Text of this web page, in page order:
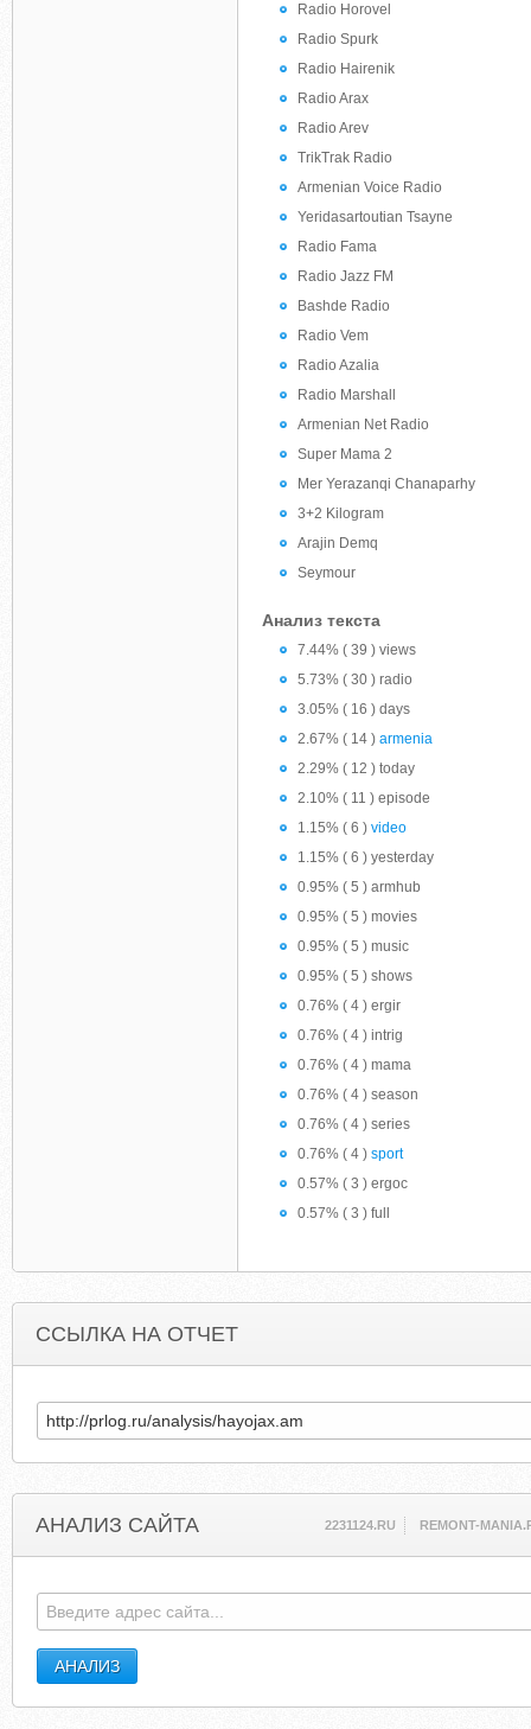
Radio Horovel
Radio Spurk
Radio Hairenik
Radio Arax
Radio Arev
TrikTrak Radio
Armenian Voice Radio
Yeridasartoutian Tsayne
Radio Fama
Radio Jazz FM
Bashde Radio
Radio Vem
Radio Azalia
Radio Marshall
Armenian Net Radio
Super Mama 2
Mer Yerazanqi Chanaparhy
3+2 Kilogram
Arajin Demq
Seymour
Анализ текста
7.44% ( 39 ) views
5.73% ( 30 ) radio
3.05% ( 16 ) days
2.67% ( 14 ) armenia
2.29% ( 12 ) today
2.10% ( 11 ) episode
1.15% ( 6 ) video
1.15% ( 6 ) yesterday
0.95% ( 5 ) armhub
0.95% ( 5 ) movies
0.95% ( 5 ) music
0.95% ( 5 ) shows
0.76% ( 4 ) ergir
0.76% ( 4 ) intrig
0.76% ( 4 ) mama
0.76% ( 4 ) season
0.76% ( 4 ) series
0.76% ( 4 ) sport
0.57% ( 3 ) ergoc
0.57% ( 3 ) full
ССЫЛКА НА ОТЧЕТ
АНАЛИЗ САЙТА 2231124.RU REMONT-